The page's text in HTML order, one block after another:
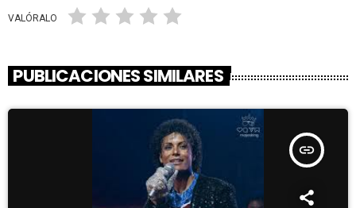
VALÓRALO
PUBLICACIONES SIMILARES
insert_link